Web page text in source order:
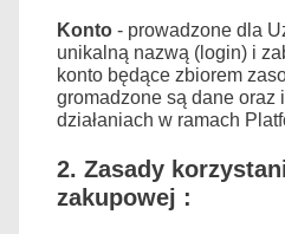
Konto - prowadzone dla
unikalną nazwą (login) i
konto będące zbiorem
gromadzone są dane oraz
działaniach w ramach
2. Zasady
zakupowej :